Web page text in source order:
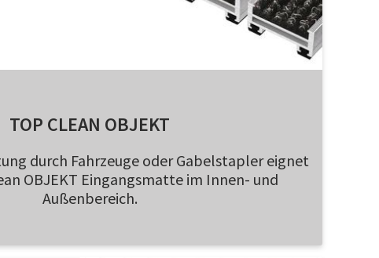
TOP CLEAN OBJEKT
durch Fahrzeuge oder Gabelstapler eignet
OBJEKT Eingangsmatte im Innen- und
Außenbereich.